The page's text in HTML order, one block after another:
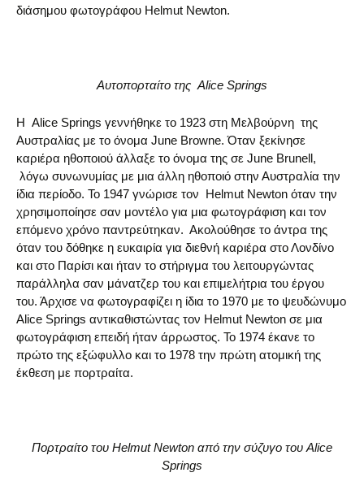
διάσημου φωτογράφου Helmut Newton.
Αυτοπορταίτο της Alice Springs
Η Alice Springs γεννήθηκε το 1923 στη Μελβούρνη της
Αυστραλίας με το όνομα June Browne. Όταν ξεκίνησε
καριέρα ηθοποιού άλλαξε το όνομα της σε June Brunell,
λόγω συνωνυμίας με μια άλλη ηθοποιό στην Αυστραλία την
ίδια περίοδο. Το 1947 γνώρισε τον Helmut Newton όταν την
χρησιμοποίησε σαν μοντέλο για μια φωτογράφιση και τον
επόμενο χρόνο παντρεύτηκαν. Ακολούθησε το άντρα της
όταν του δόθηκε η ευκαιρία για διεθνή καριέρα στο Λονδίνο
και στο Παρίσι και ήταν το στήριγμα του λειτουργώντας
παράλληλα σαν μάνατζερ του και επιμελήτρια του έργου
του. Άρχισε να φωτογραφίζει η ίδια το 1970 με το ψευδώνυμο
Alice Springs αντικαθιστώντας τον Helmut Newton σε μια
φωτογράφιση επειδή ήταν άρρωστος. Το 1974 έκανε το
πρώτο της εξώφυλλο και το 1978 την πρώτη ατομική της
έκθεση με πορτραίτα.
Πορτραίτο του Helmut Newton από την σύζυγο του Alice
Springs